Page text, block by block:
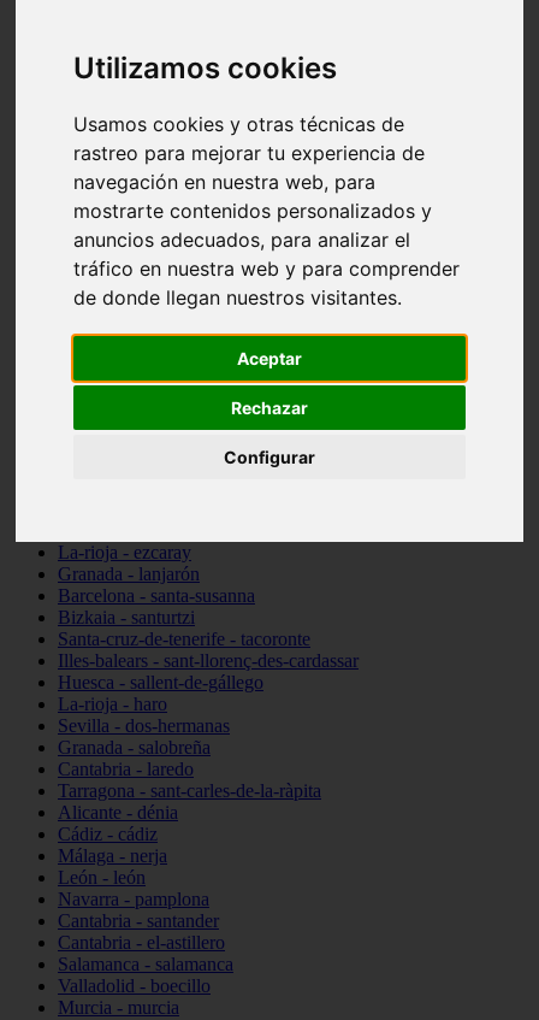
Utilizamos cookies
Usamos cookies y otras técnicas de
rastreo para mejorar tu experiencia de
navegación en nuestra web, para
mostrarte contenidos personalizados y
anuncios adecuados, para analizar el
tráfico en nuestra web y para comprender
de donde llegan nuestros visitantes.
Aceptar
Rechazar
Configurar
Santa-cruz-de-tenerife - los-llanos-de-aridane
Cantabria - suances
Granada - monachil
Huesca - isábena
Huesca - alquézar
Huesca - castejón-de-sos
Sevilla - marinaleda
Córdoba - almedinilla
Navarra - zangoza
Cantabria - arenas-de-iguña
Barcelona - la-pobla-de-lillet
Las-palmas - yaiza
Valladolid - fuensaldaña
La-rioja - ezcaray
Granada - lanjarón
Barcelona - santa-susanna
Bizkaia - santurtzi
Santa-cruz-de-tenerife - tacoronte
Illes-balears - sant-llorenç-des-cardassar
Huesca - sallent-de-gállego
La-rioja - haro
Sevilla - dos-hermanas
Granada - salobreña
Cantabria - laredo
Tarragona - sant-carles-de-la-ràpita
Alicante - dénia
Cádiz - cádiz
Málaga - nerja
León - león
Navarra - pamplona
Cantabria - santander
Cantabria - el-astillero
Salamanca - salamanca
Valladolid - boecillo
Murcia - murcia